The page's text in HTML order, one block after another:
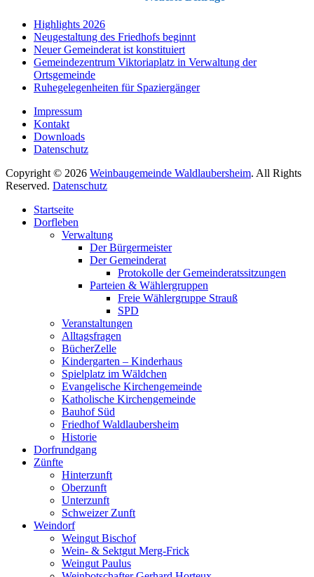
Highlights 2026
Neugestaltung des Friedhofs beginnt
Neuer Gemeinderat ist konstituiert
Gemeindezentrum Viktoriaplatz in Verwaltung der
Ortsgemeinde
Ruhegelegenheiten für Spaziergänger
Impressum
Kontakt
Downloads
Datenschutz
Copyright © 2026 Weinbaugemeinde Waldlaubersheim. All Rights
Reserved. Datenschutz
oben
scrollen
Startseite
Dorfleben
Verwaltung
Der Bürgermeister
Der Gemeinderat
Protokolle der Gemeinderatssitzungen
Parteien & Wählergruppen
Freie Wählergruppe Strauß
SPD
Veranstaltungen
Alltagsfragen
BücherZelle
Kindergarten – Kinderhaus
Spielplatz im Wäldchen
Evangelische Kirchengemeinde
Katholische Kirchengemeinde
Bauhof Süd
Friedhof Waldlaubersheim
Historie
Dorfrundgang
Zünfte
Hinterzunft
Oberzunft
Unterzunft
Schweizer Zunft
Weindorf
Weingut Bischof
Wein- & Sektgut Merg-Frick
Weingut Paulus